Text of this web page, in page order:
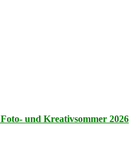
Foto- und Kreativsommer 2026